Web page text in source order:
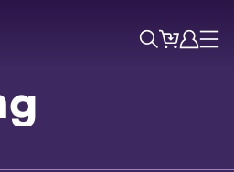
ZoekTicketsAccount
Menu